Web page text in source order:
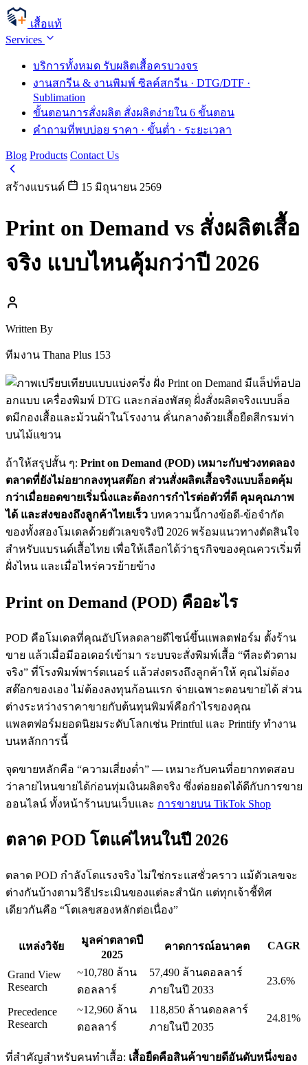
เสื้อแท้
Services
บริการทั้งหมด รับผลิตเสื้อครบวงจร
งานสกรีน & งานพิมพ์ ซิลค์สกรีน · DTG/DTF ·
Sublimation
ขั้นตอนการสั่งผลิต สั่งผลิตง่ายใน 6 ขั้นตอน
คำถามที่พบบ่อย ราคา · ขั้นต่ำ · ระยะเวลา
Blog Products Contact Us
สร้างแบรนด์ 15 มิถุนายน 2569
Print on Demand vs สั่งผลิตเสื้อ
จริง แบบไหนคุ้มกว่าปี 2026
Written By
ทีมงาน Thana Plus 153
ถ้าให้สรุปสั้น ๆ: Print on Demand (POD) เหมาะกับช่วงทดลอง
ตลาดที่ยังไม่อยากลงทุนสต๊อก ส่วนสั่งผลิตเสื้อจริงแบบล็อตคุ้ม
กว่าเมื่อยอดขายเริ่มนิ่งและต้องการกำไรต่อตัวที่ดี คุมคุณภาพ
ได้ และส่งของถึงลูกค้าไทยเร็ว บทความนี้กางข้อดี-ข้อจำกัด
ของทั้งสองโมเดลด้วยตัวเลขจริงปี 2026 พร้อมแนวทางตัดสินใจ
สำหรับแบรนด์เสื้อไทย เพื่อให้เลือกได้ว่าธุรกิจของคุณควรเริ่มที่
ฝั่งไหน และเมื่อไหร่ควรย้ายข้าง
Print on Demand (POD) คืออะไร
POD คือโมเดลที่คุณอัปโหลดลายดีไซน์ขึ้นแพลตฟอร์ม ตั้งร้าน
ขาย แล้วเมื่อมีออเดอร์เข้ามา ระบบจะสั่งพิมพ์เสื้อ “ทีละตัวตาม
จริง” ที่โรงพิมพ์พาร์ตเนอร์ แล้วส่งตรงถึงลูกค้าให้ คุณไม่ต้อง
สต๊อกของเอง ไม่ต้องลงทุนก้อนแรก จ่ายเฉพาะตอนขายได้ ส่วน
ต่างระหว่างราคาขายกับต้นทุนพิมพ์คือกำไรของคุณ
แพลตฟอร์มยอดนิยมระดับโลกเช่น Printful และ Printify ทำงาน
บนหลักการนี้
จุดขายหลักคือ “ความเสี่ยงต่ำ” — เหมาะกับคนที่อยากทดสอบ
ว่าลายไหนขายได้ก่อนทุ่มเงินผลิตจริง ซึ่งต่อยอดได้ดีกับการขาย
ออนไลน์ ทั้งหน้าร้านบนเว็บและ การขายบน TikTok Shop
ตลาด POD โตแค่ไหนในปี 2026
ตลาด POD กำลังโตแรงจริง ไม่ใช่กระแสชั่วคราว แม้ตัวเลขจะ
ต่างกันบ้างตามวิธีประเมินของแต่ละสำนัก แต่ทุกเจ้าชี้ทิศ
เดียวกันคือ “โตเลขสองหลักต่อเนื่อง”
แหล่งวิจัย
มูลค่าตลาดปี
2025
คาดการณ์อนาคต CAGR
Grand View
Research
~10,780 ล้าน
ดอลลาร์
57,490 ล้านดอลลาร์
ภายในปี 2033
23.6%
Precedence
Research
~12,960 ล้าน
ดอลลาร์
118,850 ล้านดอลลาร์
ภายในปี 2035
24.81%
ที่สำคัญสำหรับคนทำเสื้อ: เสื้อยืดคือสินค้าขายดีอันดับหนึ่งของ